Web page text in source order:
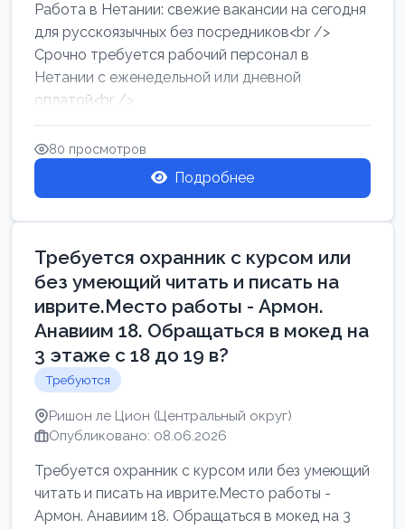
Работа в Нетании: свежие вакансии на сегодня
для русскоязычных без посредников<br />
Срочно требуется рабочий персонал в
Нетании с еженедельной или дневной
оплатой<br />
Свежие вакансии в Нетании дл...
80 просмотров
Подробнее
Требуется охранник с курсом или
без умеющий читать и писать на
иврите.Место работы - Армон.
Анавиим 18. Обращаться в мокед на
3 этаже с 18 до 19 в?
Требуются
Ришон ле Цион (Центральный округ)
Опубликовано: 08.06.2026
Требуется охранник с курсом или без умеющий
читать и писать на иврите.Место работы -
Армон. Анавиим 18. Обращаться в мокед на 3